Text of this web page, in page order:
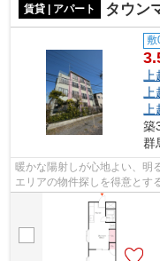
賃貸 | アパート タウン
敷
築
群
暖かな陽射しが心地よい、明
エリアの物件探しを得意とす
とご満足いただけるお部屋を